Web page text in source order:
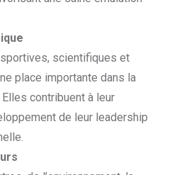
scientifiques et
place importante dans la
contribuent à leur
de leur leadership